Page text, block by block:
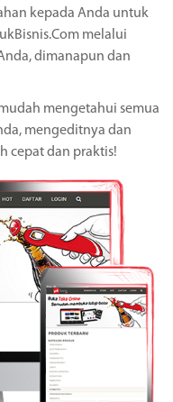
kepada Anda untuk
melalui
dimanapun dan
mengetahui semua
mengeditnya dan
cepat dan praktis!